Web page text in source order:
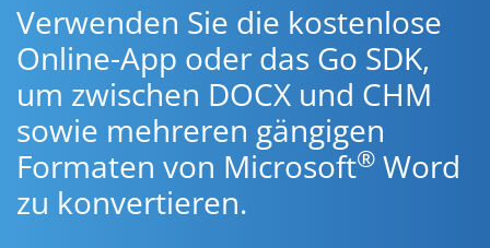
Verwenden Sie die kostenlose
Online-App oder das Go SDK,
um zwischen DOCX und CHM
sowie mehreren gängigen
Formaten von Microsoft® Word
zu konvertieren.